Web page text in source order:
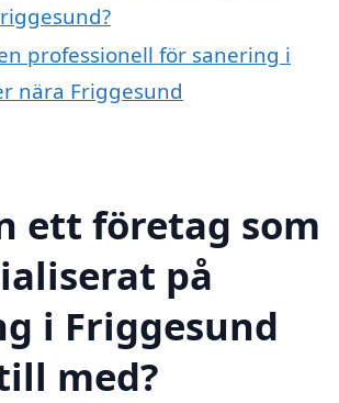
professionell för sanering i
nära Friggesund
ett företag som
på
i Friggesund
med?